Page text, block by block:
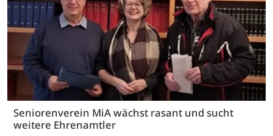
Seniorenverein MiA wächst rasant und sucht
weitere Ehrenamtler